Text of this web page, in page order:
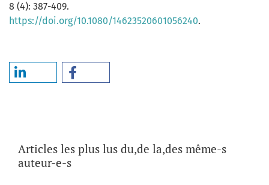
8 (4): 387-409.
https://doi.org/10.1080/14623520601056240.
Articles les plus lus du,de la,des même-s
auteur-e-s